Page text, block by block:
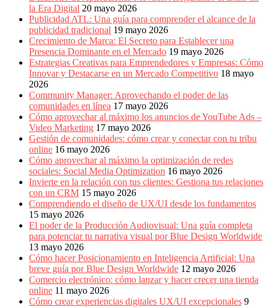
la Era Digital 20 mayo 2026
Publicidad ATL: Una guía para comprender el alcance de la
publicidad tradicional 19 mayo 2026
Crecimiento de Marca: El Secreto para Establecer una
Presencia Dominante en el Mercado 19 mayo 2026
Estrategias Creativas para Emprendedores y Empresas: Cómo
Innovar y Destacarse en un Mercado Competitivo 18 mayo
2026
Community Manager: Aprovechando el poder de las
comunidades en línea 17 mayo 2026
Cómo aprovechar al máximo los anuncios de YouTube Ads –
Video Marketing 17 mayo 2026
Gestión de comunidades: cómo crear y conectar con tu tribu
online 16 mayo 2026
Cómo aprovechar al máximo la optimización de redes
sociales: Social Media Optimization 16 mayo 2026
Invierte en la relación con tus clientes: Gestiona tus relaciones
con un CRM 15 mayo 2026
Comprendiendo el diseño de UX/UI desde los fundamentos
15 mayo 2026
El poder de la Producción Audiovisual: Una guía completa
para potenciar tu narrativa visual por Blue Design Worldwide
13 mayo 2026
Cómo hacer Posicionamiento en Inteligencia Artificial: Una
breve guía por Blue Design Worldwide 12 mayo 2026
Comercio electrónico: cómo lanzar y hacer crecer una tienda
online 11 mayo 2026
Cómo crear experiencias digitales UX/UI excepcionales 9